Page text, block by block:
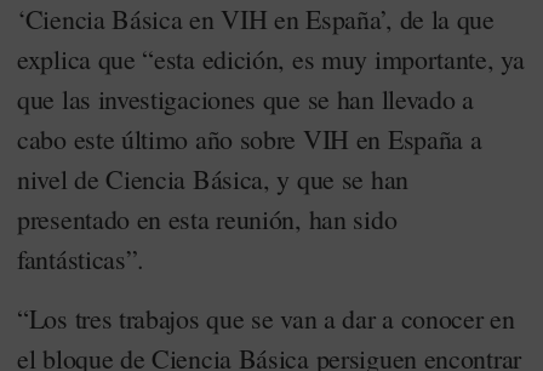
‘Ciencia Básica en VIH en España’, de la que
explica que “esta edición, es muy importante, ya
que las investigaciones que se han llevado a
cabo este último año sobre VIH en España a
nivel de Ciencia Básica, y que se han
presentado en esta reunión, han sido
fantásticas”.
“Los tres trabajos que se van a dar a conocer en
el bloque de Ciencia Básica persiguen encontrar